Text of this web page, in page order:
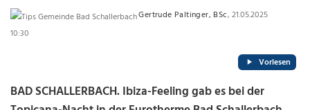
Gertrude Paltinger, BSc, 21.05.2025
10:30
Vorlesen
BAD SCHALLERBACH. Ibiza-Feeling gab es bei der